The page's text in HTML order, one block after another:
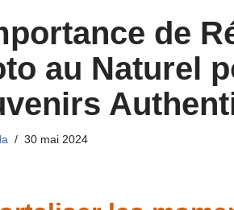
de
au Naturel
30 mai 2024